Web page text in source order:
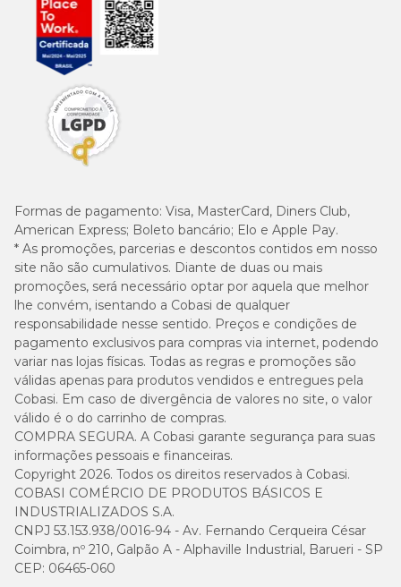
Formas de pagamento: Visa, MasterCard, Diners Club,
American Express; Boleto bancário; Elo e Apple Pay.
* As promoções, parcerias e descontos contidos em nosso
site não são cumulativos. Diante de duas ou mais
promoções, será necessário optar por aquela que melhor
lhe convém, isentando a Cobasi de qualquer
responsabilidade nesse sentido. Preços e condições de
pagamento exclusivos para compras via internet, podendo
variar nas lojas físicas. Todas as regras e promoções são
válidas apenas para produtos vendidos e entregues pela
Cobasi. Em caso de divergência de valores no site, o valor
válido é o do carrinho de compras.
COMPRA SEGURA. A Cobasi garante segurança para suas
informações pessoais e financeiras.
Copyright 2026. Todos os direitos reservados à Cobasi.
COBASI COMÉRCIO DE PRODUTOS BÁSICOS E
INDUSTRIALIZADOS S.A.
CNPJ 53.153.938/0016-94 - Av. Fernando Cerqueira César
Coimbra, nº 210, Galpão A - Alphaville Industrial, Barueri - SP
CEP: 06465-060